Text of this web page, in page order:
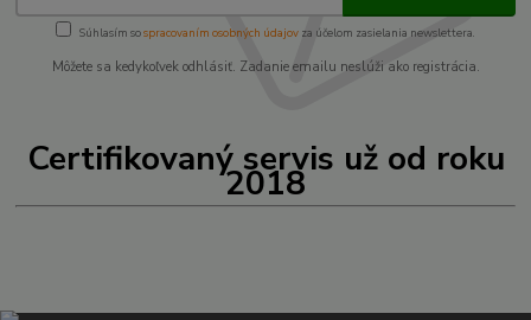
Súhlasím sospracovaním osobných údajov za účelom zasielania newslettera.
Môžete sa kedykoľvek odhlásiť. Zadanie emailu neslúži ako registrácia.
Certifikovaný servis už od roku
2018